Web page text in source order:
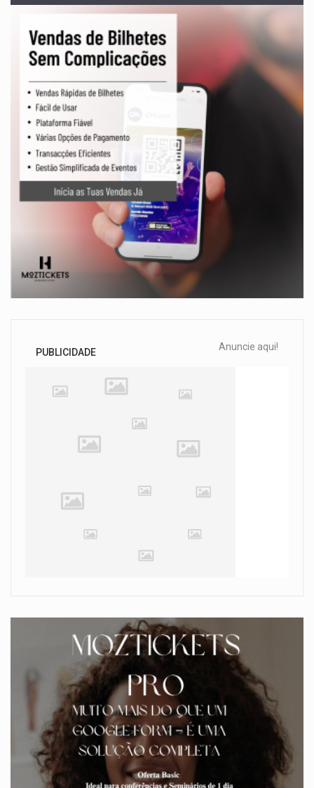
PUBLICIDADE Anuncie aqui!